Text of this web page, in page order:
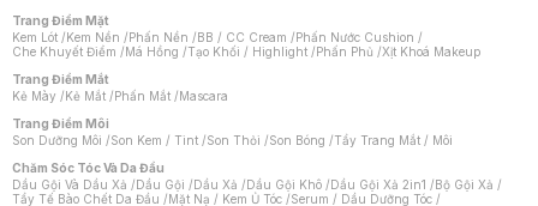
Trang Điểm Mặt
Kem Lót /Kem Nền /Phấn Nền /BB / CC Cream /Phấn Nước Cushion /
Che Khuyết Điểm /Má Hồng /Tạo Khối / Highlight /Phấn Phủ /Xịt Khoá Makeup
Trang Điểm Mắt
Kẻ Mày /Kẻ Mắt /Phấn Mắt /Mascara
Trang Điểm Môi
Son Dưỡng Môi /Son Kem / Tint /Son Thỏi /Son Bóng /Tẩy Trang Mắt / Môi
Chăm Sóc Tóc Và Da Đầu
Dầu Gội Và Dầu Xả /Dầu Gội /Dầu Xả /Dầu Gội Khô /Dầu Gội Xả 2in1 /Bộ Gội Xả /
Tẩy Tế Bào Chết Da Đầu /Mặt Nạ / Kem Ủ Tóc /Serum / Dầu Dưỡng Tóc /